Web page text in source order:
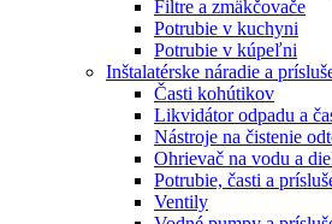
Filtre a zmäkčovače
Potrubie v kuchyni
Potrubie v kúpeľni
Inštalatérske náradie a
Časti kohútikov
Likvidátor odpadu a
Nástroje na čistenie
Ohrievač na vodu a
Potrubie, časti a
Ventily